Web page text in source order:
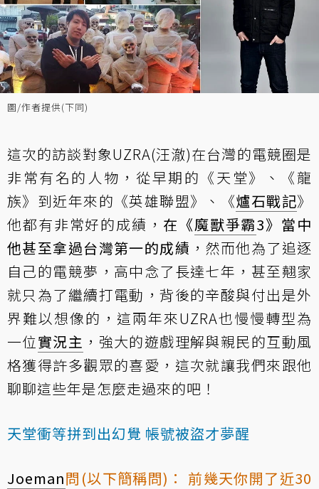
圖/作者提供(下同)
這次的訪談對象UZRA(汪澈)在台灣的電競圈是
非常有名的人物，從早期的《天堂》、《龍
族》到近年來的《英雄聯盟》、《爐石戰記》
他都有非常好的成績， 在《魔獸爭霸3》當中
他甚至拿過台灣第一的成績 ，然而他為了追逐
自己的電競夢，高中念了長達七年，甚至翹家
就只為了繼續打電動，背後的辛酸與付出是外
界難以想像的，這兩年來UZRA也慢慢轉型為
一位實況主 ，強大的遊戲理解與親民的互動風
格獲得許多觀眾的喜愛，這次就讓我們來跟他
聊聊這些年是怎麼走過來的吧！
天堂衝等拼到出幻覺 帳號被盜才夢醒
Joeman問(以下簡稱問)： 前幾天你開了近30